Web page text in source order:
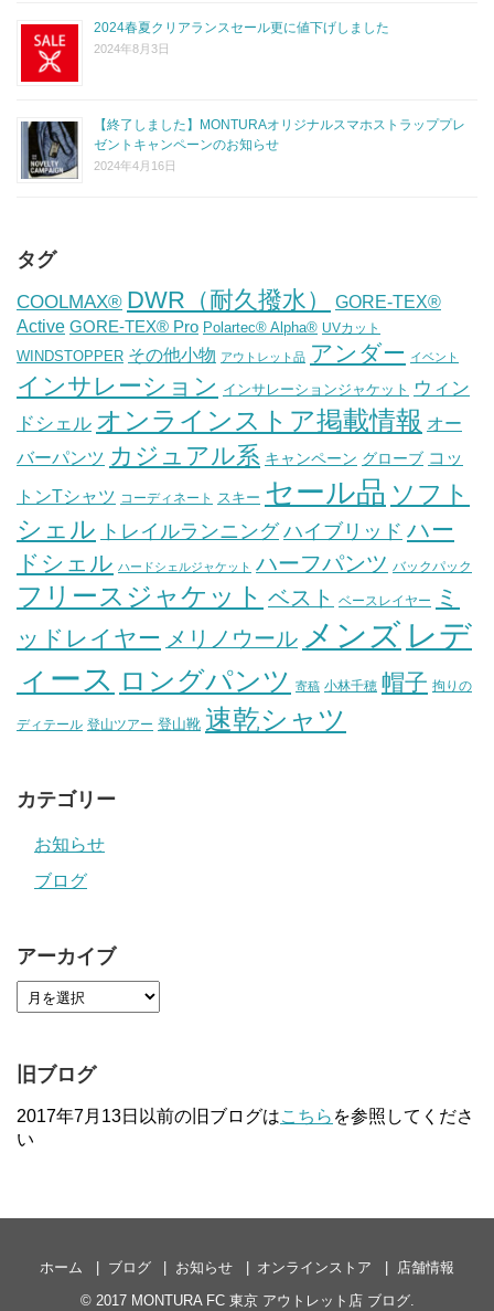
2024春夏クリアランスセール更に値下げしました
2024年8月3日
【終了しました】MONTURAオリジナルスマホストラッププレ
ゼントキャンペーンのお知らせ
2024年4月16日
タグ
COOLMAX® DWR（耐久撥水）
GORE-TEX®
Active GORE-TEX® Pro Polartec® Alpha® UVカット
WINDSTOPPER その他小物 アウトレット品 アンダー イベント
インサレーション インサレーションジャケット ウィン
ドシェル オンラインストア掲載情報 オー
バーパンツ カジュアル系 キャンペーン グローブ コッ
トンTシャツ コーディネート スキー セール品 ソフト
シェル トレイルランニング ハイブリッド ハー
ドシェル ハードシェルジャケット ハーフパンツ バックパック
フリースジャケット ベスト ベースレイヤー
ミ
ッドレイヤー メリノウール メンズ レデ
ィース ロングパンツ 寄稿 小林千穂 帽子 拘りの
ディテール 登山ツアー 登山靴 速乾シャツ
カテゴリー
お知らせ
ブログ
アーカイブ
旧ブログ
2017年7月13日以前の旧ブログはこちら を参照してくださ
い
ホーム ブログ お知らせ オンラインストア
店舗情報
© 2017 MONTURA FC 東京 アウトレット店 ブログ.